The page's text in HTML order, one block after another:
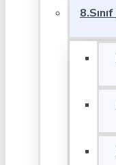
8.Sınıf